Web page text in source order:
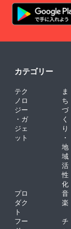
カテゴリー
テク
ノロ
ジー
・ガ
ジェ
ット
ま
ち
づ
く
り
・
地
域
活
性
化
プロ
ダク
ト
音
楽
フー
チ